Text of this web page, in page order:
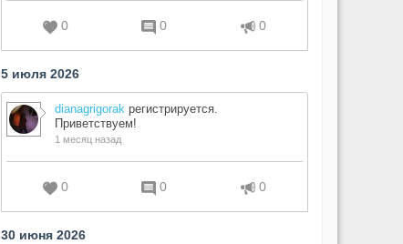
0 0 0
5 июля 2026
dianagrigorak регистрируется.
Приветствуем!
1 месяц назад
0 0 0
30 июня 2026